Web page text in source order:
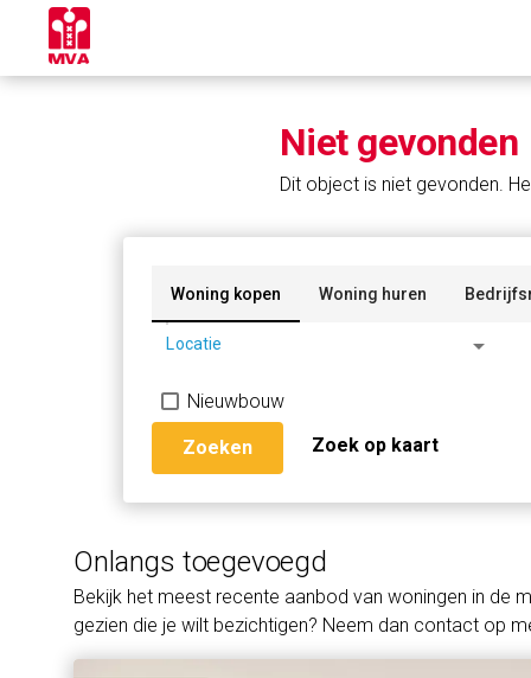
Niet gevonden
Dit object is niet gevonden.
Woning kopen Woning huren
Locatie arrow_drop_down
Nieuwbouw
Zoeken Zoek op kaart
Onlangs toegevoegd
Bekijk het meest recente aanbod van woningen in de
gezien die je wilt bezichtigen? Neem dan contact op